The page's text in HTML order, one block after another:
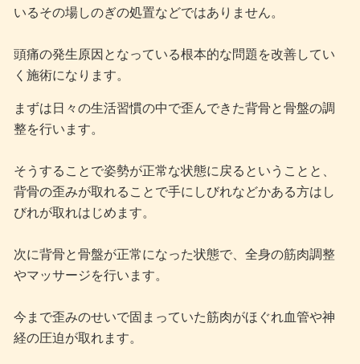
いるその場しのぎの処置などではありません。
頭痛の発生原因となっている根本的な問題を改善してい
く施術になります。
まずは日々の生活習慣の中で歪んできた背骨と骨盤の調
整を行います。
そうすることで姿勢が正常な状態に戻るということと、
背骨の歪みが取れることで手にしびれなどかある方はし
びれが取れはじめます。
次に背骨と骨盤が正常になった状態で、全身の筋肉調整
やマッサージを行います。
今まで歪みのせいで固まっていた筋肉がほぐれ血管や神
経の圧迫が取れます。